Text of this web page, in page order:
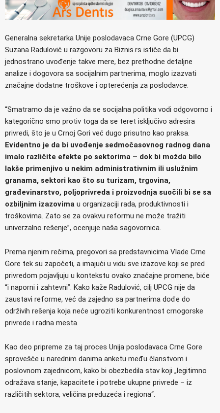
Generalna sekretarka Unije poslodavaca Crne Gore (UPCG)
Suzana Radulović u razgovoru za Biznis.rs ističe da bi
jednostrano uvođenje takve mere, bez prethodne detaljne
analize i dogovora sa socijalnim partnerima, moglo izazvati
značajne dodatne troškove i opterećenja za poslodavce.
“Smatramo da je važno da se socijalna politika vodi odgovorno i
kategorično smo protiv toga da se teret isključivo adresira
privredi, što je u Crnoj Gori već dugo prisutno kao praksa.
Evidentno je da bi uvođenje sedmočasovnog radnog dana
imalo različite efekte po sektorima – dok bi možda bilo
lakše primenjivo u nekim administrativnim ili uslužnim
granama, sektori kao što su turizam, trgovina,
građevinarstvo, poljoprivreda i proizvodnja suočili bi se sa
ozbiljnim izazovima u organizaciji rada, produktivnosti i
troškovima. Zato se za ovakvu reformu ne može tražiti
univerzalno rešenje”, ocenjuje naša sagovornica.
Prema njenim rečima, pregovori sa predstavnicima Vlade Crne
Gore tek su započeti, a imajući u vidu sve izazove koji se pred
privredom pojavljuju u kontekstu ovako značajne promene, biće
“i naporni i zahtevni”. Kako kaže Radulović, cilj UPCG nije da
zaustavi reforme, već da zajedno sa partnerima dođe do
održivih rešenja koja neće ugroziti konkurentnost crnogorske
privrede i radna mesta.
Kao deo pripreme za taj proces Unija poslodavaca Crne Gore
sprovešće u narednim danima anketu među članstvom i
poslovnom zajednicom, kako bi obezbedila stav koji „legitimno
odražava stanje, kapacitete i potrebe ukupne privrede – iz
različitih sektora, veličina preduzeća i regiona“.